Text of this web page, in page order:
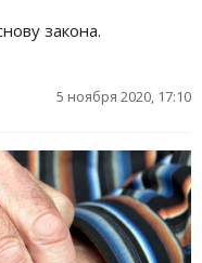
закона.
5 ноября 2020, 17:10